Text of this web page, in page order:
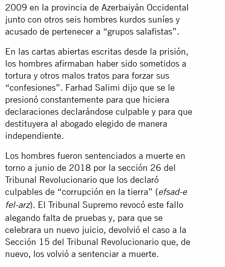
2009 en la provincia de Azerbaiyán Occidental
junto con otros seis hombres kurdos suníes y
acusado de pertenecer a “grupos salafistas”.
En las cartas abiertas escritas desde la prisión,
los hombres afirmaban haber sido sometidos a
tortura y otros malos tratos para forzar sus
“confesiones”. Farhad Salimi dijo que se le
presionó constantemente para que hiciera
declaraciones declarándose culpable y para que
destituyera al abogado elegido de manera
independiente.
Los hombres fueron sentenciados a muerte en
torno a junio de 2018 por la sección 26 del
Tribunal Revolucionario que los declaró
culpables de “corrupción en la tierra” (efsad-e
fel-arz). El Tribunal Supremo revocó este fallo
alegando falta de pruebas y, para que se
celebrara un nuevo juicio, devolvió el caso a la
Sección 15 del Tribunal Revolucionario que, de
nuevo, los volvió a sentenciar a muerte.